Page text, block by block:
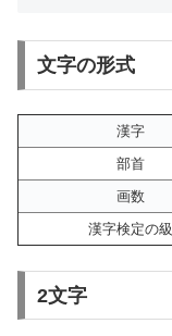
文字の形式
漢字
部首
画数
漢字検定の級
2文字